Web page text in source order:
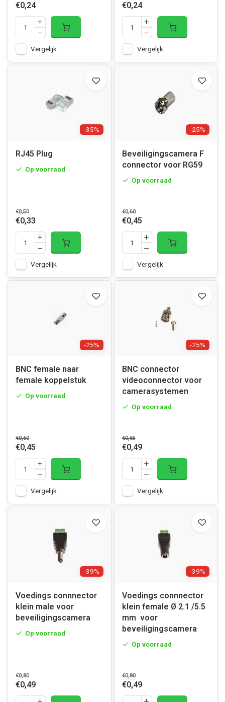
€0,24
Vergelijk
€0,24
Vergelijk
-35%
RJ45 Plug
Op voorraad
€0,50
€0,33
Vergelijk
-25%
Beveiligingscamera F
connector voor RG59
Op voorraad
€0,60
€0,45
Vergelijk
-25%
BNC female naar
female koppelstuk
Op voorraad
€0,60
€0,45
Vergelijk
-25%
BNC connector
videoconnector voor
camerasystemen
Op voorraad
€0,65
€0,49
Vergelijk
-39%
Voedings connnector
klein male voor
beveiligingscamera
Op voorraad
€0,80
€0,49
-39%
Voedings connnector
klein female Ø 2.1 /5.5
mm voor
beveiligingscamera
Op voorraad
€0,80
€0,49